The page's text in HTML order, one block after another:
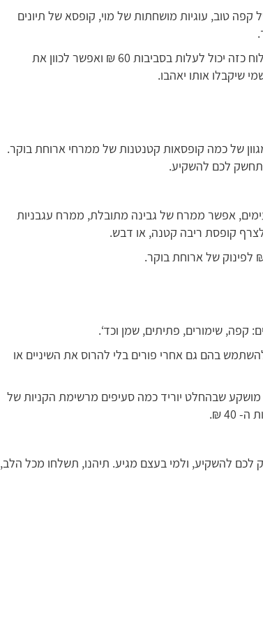
קפה טוב, עוגיות מושחתות של מוי, קופסא של תיונים
התמחור הוא כבר לפי התקציב שלכם, משלוח כזה יכול לעלות בסביבות 60 ₪ ואפשר לכוון את
שיקבלו אותו יאהבו.
של כמה קופסאות קטנטנות של ממרחי ארוחת בוקר.
לכם להשקיע.
אפשר ממרח של גבינה מתובלת, ממרח עגבניות
קופסת ריבה קטנה, או דבש.
קפה, שימורים, פתיתים, שמן וכד‘.
בהם גם אחרי פורים בלי להרוס את השיניים או
שבהחלט יוריד כמה סעיפים מרשימת הקניות של
₪.
להשקיע, ולמי בעצם מגיע. תיהנו, תשלחו מכל הלב,